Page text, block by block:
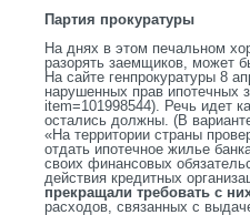
Партия прокуратуры
На днях в этом печальном
разорять заемщиков, может
На сайте генпрокуратуры 8
нарушенных прав ипотечных
item=101998544). Речь идет
остались должны. (В
«На территории страны
отдать ипотечное жилье
своих финансовых
действия кредитных
прекращали требовать с
расходов, связанных с